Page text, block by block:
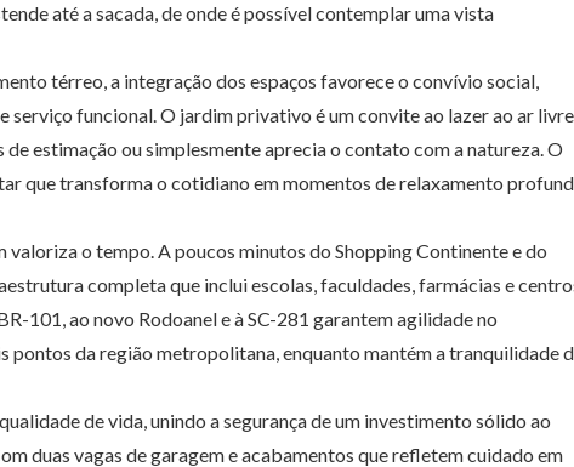
até a sacada, de onde é possível contemplar uma vista
térreo, a integração dos espaços favorece o convívio social,
serviço funcional. O jardim privativo é um convite ao lazer ao ar
estimação ou simplesmente aprecia o contato com a natureza. O
que transforma o cotidiano em momentos de relaxamento
o tempo. A poucos minutos do Shopping Continente e do
completa que inclui escolas, faculdades, farmácias e
101, ao novo Rodoanel e à SC-281 garantem agilidade no
da região metropolitana, enquanto mantém a tranquilidade
de vida, unindo a segurança de um investimento sólido ao
duas vagas de garagem e acabamentos que refletem cuidado em